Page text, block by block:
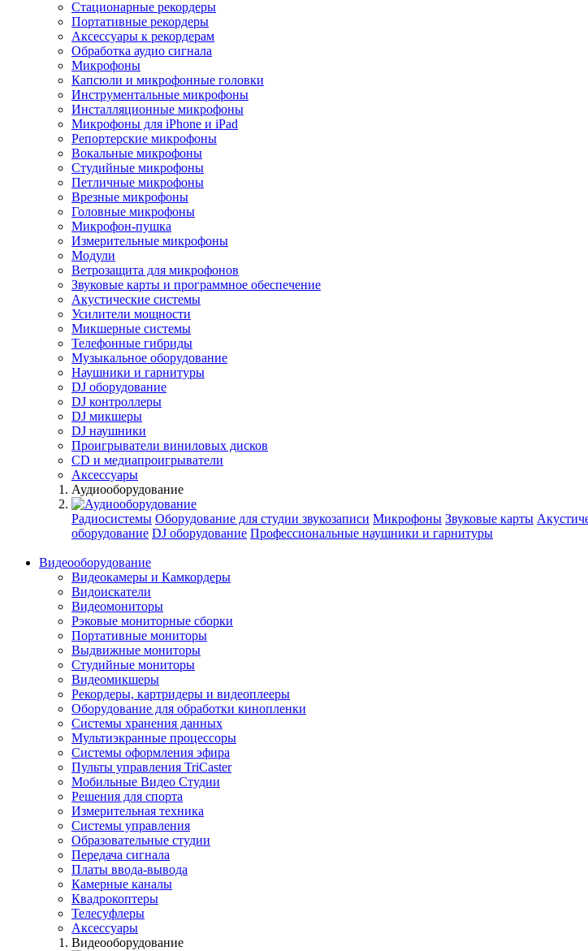
Стационарные рекордеры
Портативные рекордеры
Аксессуары к рекордерам
Обработка аудио сигнала
Микрофоны
Капсюли и микрофонные головки
Инструментальные микрофоны
Инсталляционные микрофоны
Микрофоны для iPhone и iPad
Репортерские микрофоны
Вокальные микрофоны
Студийные микрофоны
Петличные микрофоны
Врезные микрофоны
Головные микрофоны
Микрофон-пушка
Измерительные микрофоны
Модули
Ветрозащита для микрофонов
Звуковые карты и программное обеспечение
Акустические системы
Усилители мощности
Микшерные системы
Телефонные гибриды
Музыкальное оборудование
Наушники и гарнитуры
DJ оборудование
DJ контроллеры
DJ микшеры
DJ наушники
Проигрыватели виниловых дисков
СD и медиапроигрыватели
Аксессуары
Аудиооборудование
Радиосистемы Оборудование для студии звукозаписи Микрофоны Звуковые карты
оборудование DJ оборудование Профессиональные наушники и гарнитуры
Видеооборудование
Видеокамеры и Камкордеры
Видоискатели
Видеомониторы
Рэковые мониторные сборки
Портативные мониторы
Выдвижные мониторы
Студийные мониторы
Видеомикшеры
Рекордеры, картридеры и видеоплееры
Оборудование для обработки кинопленки
Системы хранения данных
Мультиэкранные процессоры
Системы оформления эфира
Пульты управления TriCaster
Мобильные Видео Студии
Решения для спорта
Измерительная техника
Системы управления
Образовательные студии
Передача сигнала
Платы ввода-вывода
Камерные каналы
Квадрокоптеры
Телесуфлеры
Аксессуары
Видеооборудование